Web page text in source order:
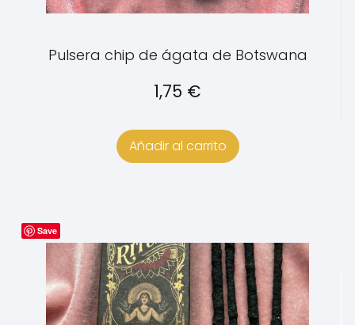
Pulsera chip de ágata de Botswana
1,75 €
Añadir al carrito
Save